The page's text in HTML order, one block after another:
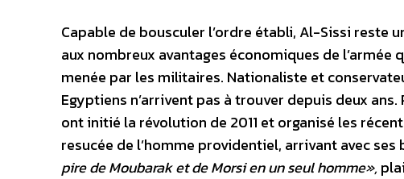
Capable de bousculer l’ordre établi, Al-Sissi reste
aux nombreux avantages économiques de
menée par les militaires. Nationaliste et
Egyptiens n’arrivent pas à trouver depuis deux
ont initié la révolution de 2011 et organisé les
resucée de l’homme providentiel, arrivant avec
pire de Moubarak et de Morsi en un seul homme»,